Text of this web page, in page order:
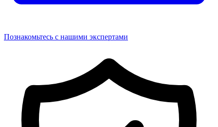
Познакомьтесь с нашими экспертами